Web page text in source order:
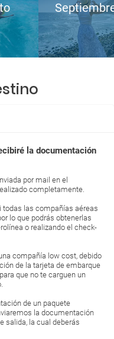
la documentación
por mail en el
completamente.
todas las compañías aéreas
lo que podrás obtenerlas
o realizando el check-
compañía low cost, debido
de la tarjeta de embarque
que no te carguen un
de un paquete
la documentación
salida, la cual deberás